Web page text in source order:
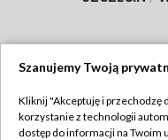
Szanujemy Twoją
Kliknij "Akceptuję i przechodzę
korzystanie z technologii
dostęp do informacji na Twoim